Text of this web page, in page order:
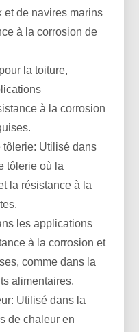
et de navires marins
à la corrosion de
la toiture,
à la corrosion
tôlerie: Utilisé dans
tôlerie où la
la résistance à la
les applications
à la corrosion et
comme dans la
alimentaires.
Utilisé dans la
de chaleur en